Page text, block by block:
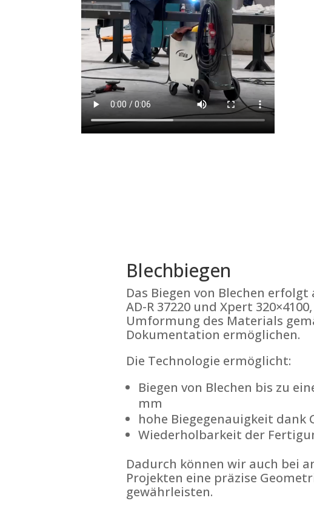
Blechbiegen
Das Biegen von Blechen
AD-R 37220 und Xpert
Umformung des Materials
Dokumentation ermöglichen.
Die Technologie ermöglicht:
Biegen von Blechen bis zu
mm
hohe Biegegenauigkeit dank
Wiederholbarkeit der
Dadurch können wir auch bei
Projekten eine präzise
gewährleisten.